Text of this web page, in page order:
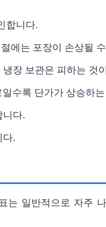
합니다.
에는 포장이 손상될
장 보관은 피하는 것
수록 단가가 상승하
니다.
다.
일반적으로 자주